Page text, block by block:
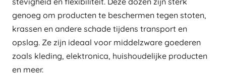
genoeg om producten te beschermen tegen stoten,
krassen en andere schade tijdens transport en
opslag. Ze zijn ideaal voor middelzware goederen
zoals kleding, elektronica, huishoudelijke producten
en meer.